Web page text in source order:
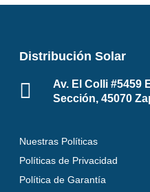
Distribución Solar
Av. El Colli #5459
Sección, 45070
Nuestras Políticas
Políticas de Privacidad
Política de Garantía